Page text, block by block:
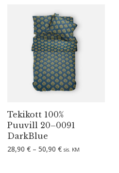
Tekikott 100%
Puuvill 20–0091
DarkBlue
28,90 € – 50,90 €Hinnavahemik:
sis. KM